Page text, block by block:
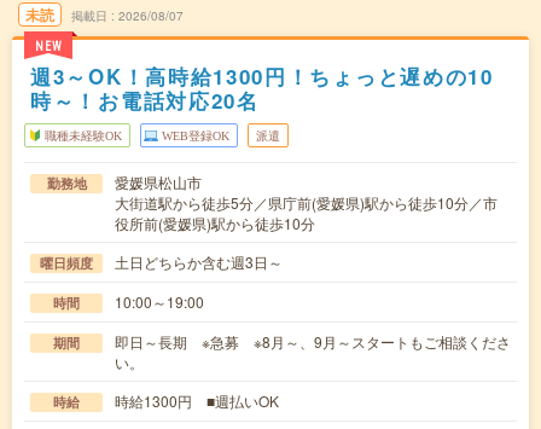
未読
NEW
掲載日 2026/08/07
週3～OK！高時給1300円！ちょっと遅めの10
時～！お電話対応20名
職種未経験OK WEB登録OK 派遣
勤務地
愛媛県松山市
大街道駅から徒歩5分／県庁前(愛媛県)駅から徒歩10分／市
役所前(愛媛県)駅から徒歩10分
曜日頻度 土日どちらか含む週3日～
時間 10:00～19:00
期間
即日～長期 ※急募 ※8月～、9月～スタートもご相談くださ
い。
時給 時給1300円 ■週払いOK